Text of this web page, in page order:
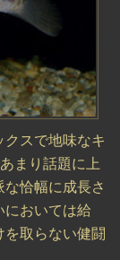
スで地味なキ
まり話題に上
恰幅に成長さ
おいては給
取らない健闘